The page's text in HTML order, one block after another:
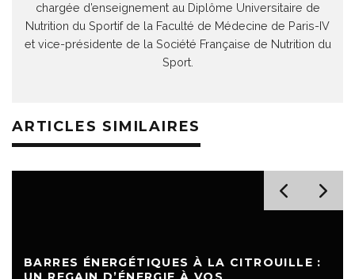
chargée d’enseignement au Diplôme Universitaire de
Nutrition du Sportif de la Faculté de Médecine de Paris-IV
et vice-présidente de la Société Française de Nutrition du
Sport.
ARTICLES SIMILAIRES
BARRES ÉNERGÉTIQUES À LA CITROUILLE :